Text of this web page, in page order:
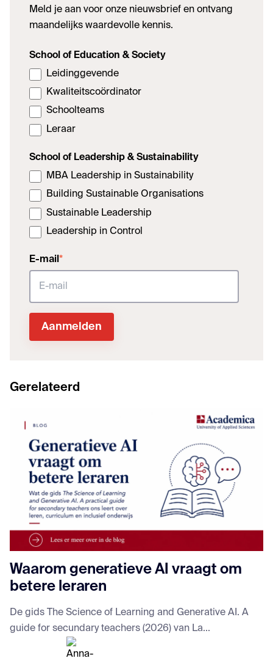
Meld je aan voor onze nieuwsbrief en ontvang
maandelijks waardevolle kennis.
School of Education & Society
Leidinggevende
Kwaliteitscoördinator
Schoolteams
Leraar
School of Leadership & Sustainability
MBA Leadership in Sustainability
Building Sustainable Organisations
Sustainable Leadership
Leadership in Control
E-mail *
Gerelateerd
Waarom generatieve AI vraagt om
betere leraren
De gids The Science of Learning and Generative AI. A
guide for secundary teachers (2026) van La...